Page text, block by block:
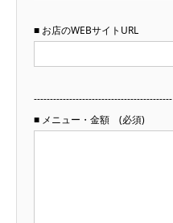
■ お店のWEBサイトURL
-------------------------------------------
■ メニュー・金額 (必須)